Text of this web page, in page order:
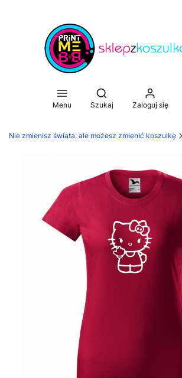
Menu
Otwórz wyszukiwarkę
Szukaj Zaloguj się
Nie zmienisz świata, ale możesz zmienić koszulkę